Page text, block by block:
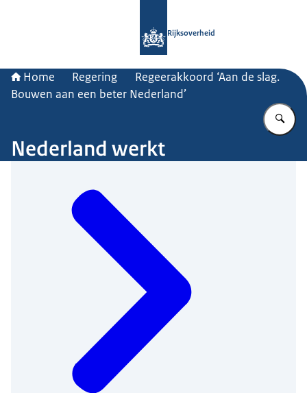
Rijksoverheid
Home Regering
Regeerakkoord ‘Aan de slag.
Bouwen aan een beter Nederland’
Nederland werkt